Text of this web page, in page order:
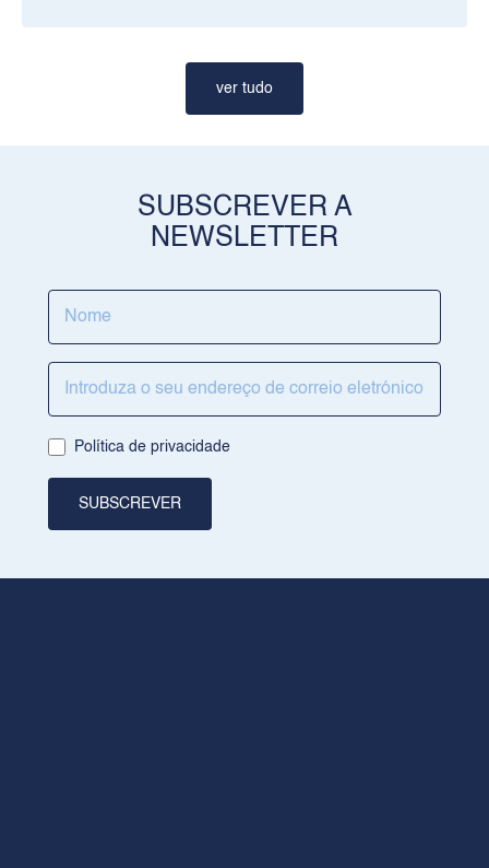
ver tudo
SUBSCREVER A
NEWSLETTER
Política de privacidade
SUBSCREVER
Solares
RILASTIL
Pontos de venda
Crie a sua rotina
JURÍDICO
Política de privacidade